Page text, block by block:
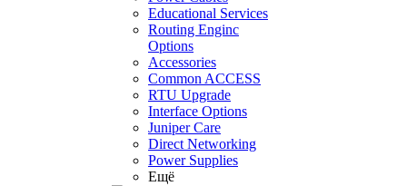
Educational Services
Routing Enginc
Options
Accessories
Common ACCESS
RTU Upgrade
Interface Options
Juniper Care
Direct Networking
Power Supplies
Ещё